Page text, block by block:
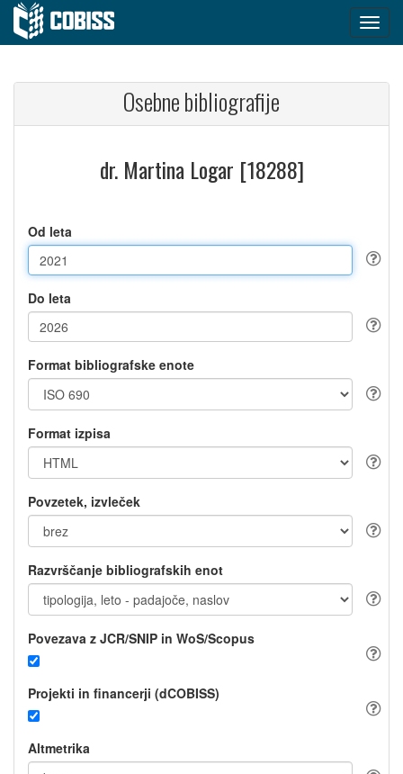
Osebne bibliografije
dr. Martina Logar [18288]
Od leta
Do leta
Format bibliografske enote
Format izpisa
Povzetek, izvleček
Razvrščanje bibliografskih enot
Povezava z JCR/SNIP in WoS/Scopus
Projekti in financerji (dCOBISS)
Altmetrika